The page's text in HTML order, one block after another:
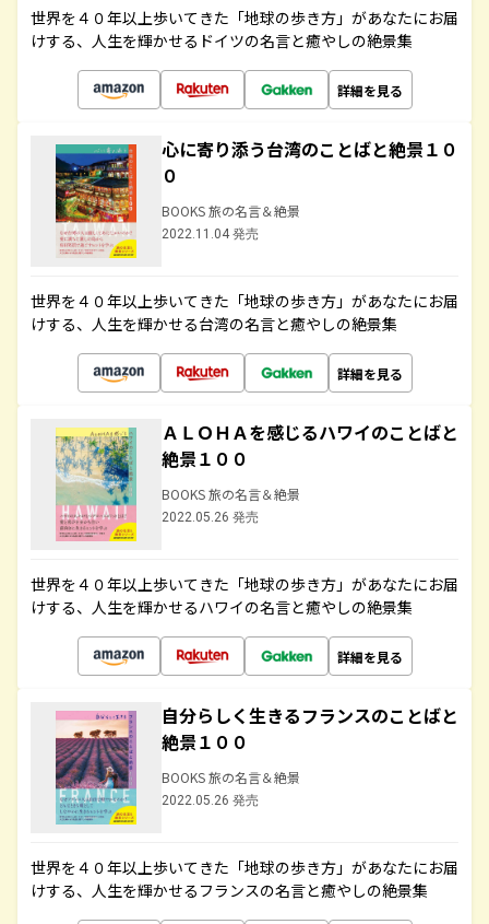
世界を４０年以上歩いてきた「地球の歩き方」があなたにお届
けする、人生を輝かせるドイツの名言と癒やしの絶景集
詳細を見る
心に寄り添う台湾のことばと絶景１０
０
BOOKS 旅の名言＆絶景
2022.11.04 発売
世界を４０年以上歩いてきた「地球の歩き方」があなたにお届
けする、人生を輝かせる台湾の名言と癒やしの絶景集
詳細を見る
ＡＬＯＨＡを感じるハワイのことばと
絶景１００
BOOKS 旅の名言＆絶景
2022.05.26 発売
世界を４０年以上歩いてきた「地球の歩き方」があなたにお届
けする、人生を輝かせるハワイの名言と癒やしの絶景集
詳細を見る
自分らしく生きるフランスのことばと
絶景１００
BOOKS 旅の名言＆絶景
2022.05.26 発売
世界を４０年以上歩いてきた「地球の歩き方」があなたにお届
けする、人生を輝かせるフランスの名言と癒やしの絶景集